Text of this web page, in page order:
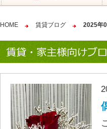
HOME 賃貸ブログ 2025年